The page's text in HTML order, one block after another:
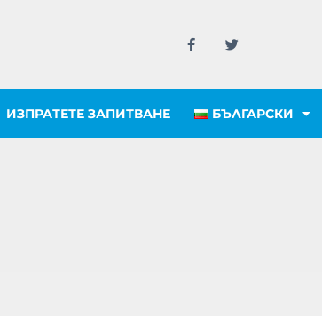
ИЗПРАТЕТЕ ЗАПИТВАНЕ БЪЛГАРСКИ